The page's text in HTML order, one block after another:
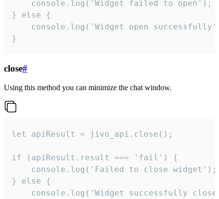
    console.log('Widget failed to open');
} else {
console.log('Widget open
}
close#
Using this method you can minimize the chat window.
let apiResult = jivo_api.close();
if (apiResult.result === 'fail') {
    console.log('Failed to close widget');
} else {
console.log('Widget successfully